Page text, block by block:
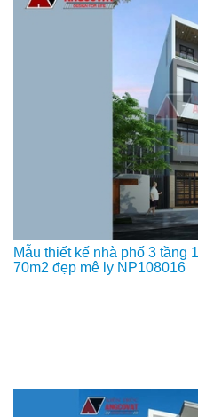
Mẫu thiết kế nhà phố 3 tầng
70m2 đẹp mê ly NP108016